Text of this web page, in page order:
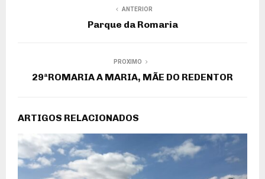
ANTERIOR
Parque da Romaria
PROXIMO
29ªROMARIA A MARIA, MÃE DO REDENTOR
ARTIGOS RELACIONADOS